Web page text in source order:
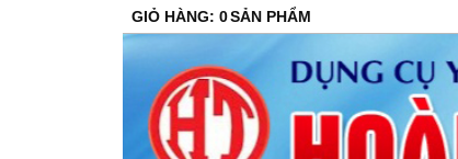
GIỎ HÀNG: 0SẢN PHẨM